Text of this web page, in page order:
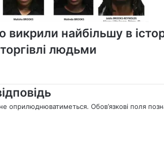
викрили найбільшу в
людьми
оприлюднюватиметься. Обов’язкові поля